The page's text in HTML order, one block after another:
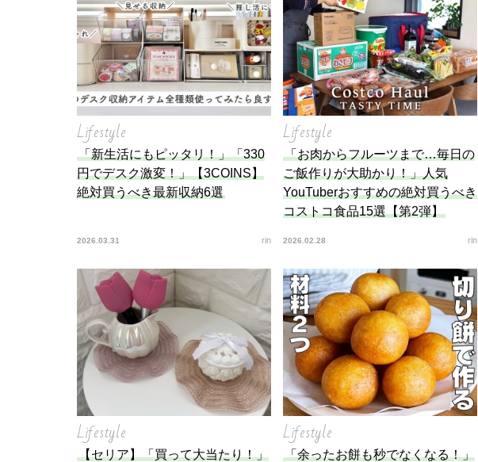
Lifestyle
「新生活にもピッタリ！」「330
円でデスク激変！」【3COINS】
絶対買うべき最新収納6選
2026.03.31 rin
Lifestyle
「お肉からフルーツまで…毎日の
ご飯作りが大助かり！」人気
YouTuberおすすめの絶対買うべき
コストコ食品15選【第2弾】
2026.02.28 rin
Lifestyle
【セリア】「買って大当たり！」
Lifestyle
「余ったお餅も秒でなくなる！」